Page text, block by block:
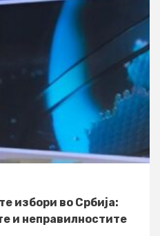
избори во Србија:
и неправилностите